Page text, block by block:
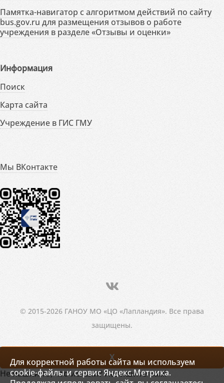
Памятка-навигатор с алгоритмом действий по сайту
bus.gov.ru для размещения отзывов о работе
учреждения в разделе «Отзывы и оценки»
Информация
Поиск
Карта сайта
Учреждение в ГИС ГМУ
Мы ВКонтакте
© 2015-2026 ГАНОУ МО «ЦО «Лапландия». Все права
защищены.
Для корректной работы сайта мы используем
cookie-файлы и сервис Яндекс.Метрика.
X
Не нашли то, что искали? Напишите нам!